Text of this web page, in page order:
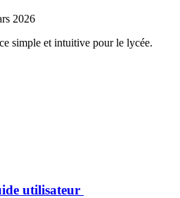
2026
simple et intuitive pour le lycée.
utilisateur